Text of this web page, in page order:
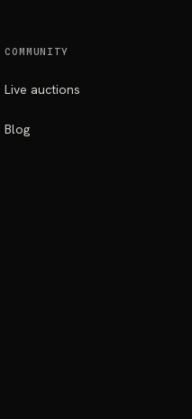
COMMUNITY
Live auctions
Blog